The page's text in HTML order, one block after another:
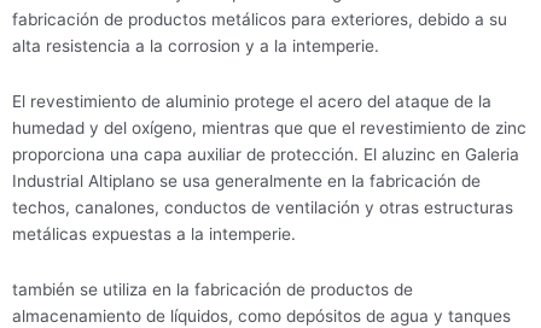
fabricación de productos metálicos para exteriores, debido a su
alta resistencia a la corrosion y a la intemperie.
El revestimiento de aluminio protege el acero del ataque de la
humedad y del oxígeno, mientras que que el revestimiento de zinc
proporciona una capa auxiliar de protección. El aluzinc en Galeria
Industrial Altiplano se usa generalmente en la fabricación de
techos, canalones, conductos de ventilación y otras estructuras
metálicas expuestas a la intemperie.
también se utiliza en la fabricación de productos de
almacenamiento de líquidos, como depósitos de agua y tanques